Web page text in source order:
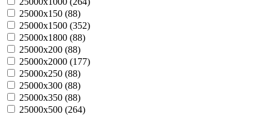
25000х150 (88)
25000х1500 (352)
25000х1800 (88)
25000х200 (88)
25000х2000 (177)
25000х250 (88)
25000х300 (88)
25000х350 (88)
25000х500 (264)